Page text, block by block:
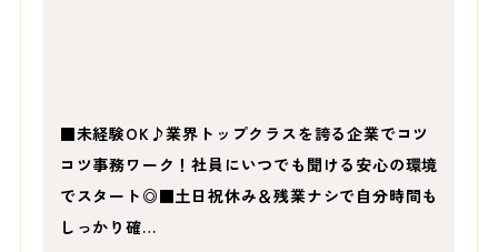
■未経験OK♪業界トップクラスを誇る企業でコツ
コツ事務ワーク！社員にいつでも聞ける安心の環境
でスタート◎■土日祝休み＆残業ナシで自分時間も
しっかり確…